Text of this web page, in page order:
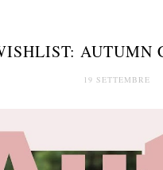
AUTUMN
19 SETTEMBRE